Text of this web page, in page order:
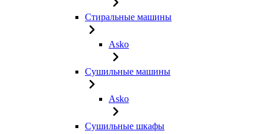
Стиральные машины
Asko
Сушильные машины
Asko
Сушильные шкафы